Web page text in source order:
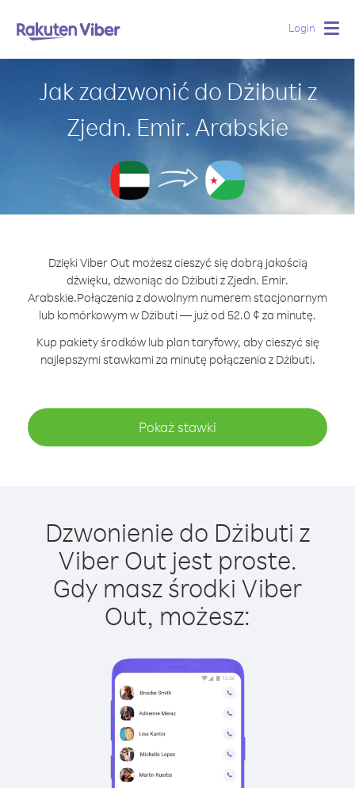
Login
Jak zadzwonić do Dżibuti z
Zjedn. Emir. Arabskie
Dzięki Viber Out możesz cieszyć się dobrą jakością
dźwięku, dzwoniąc do Dżibuti z Zjedn. Emir.
Arabskie.Połączenia z dowolnym numerem stacjonarnym
lub komórkowym w Dżibuti — już od 52.0 ¢ za minutę.
Kup pakiety środków lub plan taryfowy, aby cieszyć się
najlepszymi stawkami za minutę połączenia z Dżibuti.
Pokaż stawki
Dzwonienie do Dżibuti z
Viber Out jest proste.
Gdy masz środki Viber
Out, możesz: